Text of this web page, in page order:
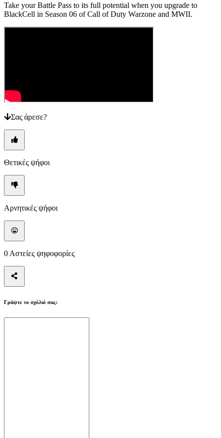
Το
Παιχνίδι
Οδηγοί
Φόρουμ
Take your Battle Pass to its full potential when you upgrade to
BlackCell in Season 06 of Call of Duty Warzone and MWII.
Σας άρεσε?
Θετικές ψήφοι
Αρνητικές ψήφοι
0 Αστείες ψηφοφορίες
Γράψτε το σχόλιό σας: